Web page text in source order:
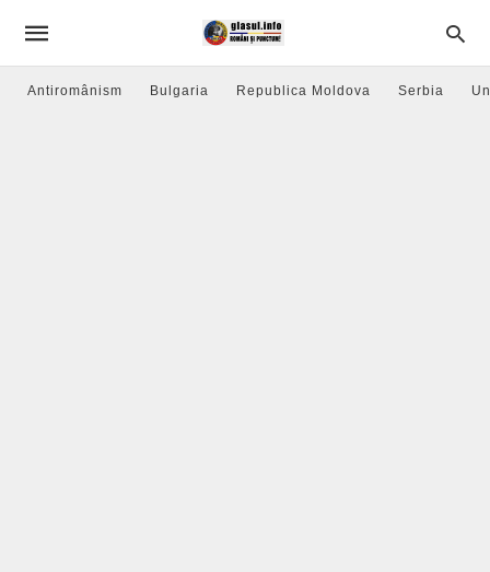
Antiromânism Bulgaria Republica Moldova Serbia